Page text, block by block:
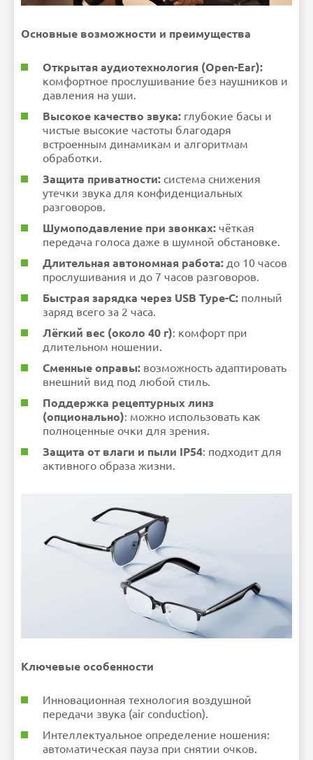
Основные возможности и преимущества
Открытая аудиотехнология (Open-Ear):
комфортное прослушивание без наушников и
давления на уши.
Высокое качество звука: глубокие басы и
чистые высокие частоты благодаря
встроенным динамикам и алгоритмам
обработки.
Защита приватности: система снижения
утечки звука для конфиденциальных
разговоров.
Шумоподавление при звонках: чёткая
передача голоса даже в шумной обстановке.
Длительная автономная работа: до 10 часов
прослушивания и до 7 часов разговоров.
Быстрая зарядка через USB Type-C: полный
заряд всего за 2 часа.
Лёгкий вес (около 40 г): комфорт при
длительном ношении.
Сменные оправы: возможность адаптировать
внешний вид под любой стиль.
Поддержка рецептурных линз
(опционально): можно использовать как
полноценные очки для зрения.
Защита от влаги и пыли IP54: подходит для
активного образа жизни.
Ключевые особенности
Инновационная технология воздушной
передачи звука (air conduction).
Интеллектуальное определение ношения:
автоматическая пауза при снятии очков.